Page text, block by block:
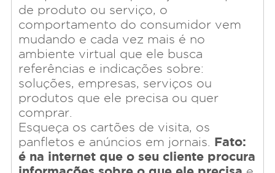
de produto ou serviço, o
comportamento do consumidor vem
mudando e cada vez mais é no
ambiente virtual que ele busca
referências e indicações sobre:
soluções, empresas, serviços ou
produtos que ele precisa ou quer
comprar.
Esqueça os cartões de visita, os
panfletos e anúncios em jornais. Fato:
é na internet que o seu cliente procura